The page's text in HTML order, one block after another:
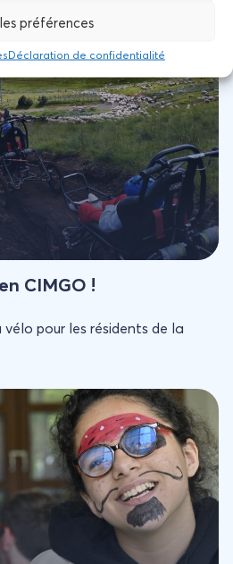
préférences
Déclaration de confidentialité
CIMGO !
pour les résidents de la